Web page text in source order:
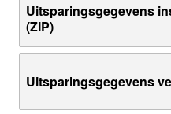
Uitsparingsgegevens
(ZIP)
Uitsparingsgegevens